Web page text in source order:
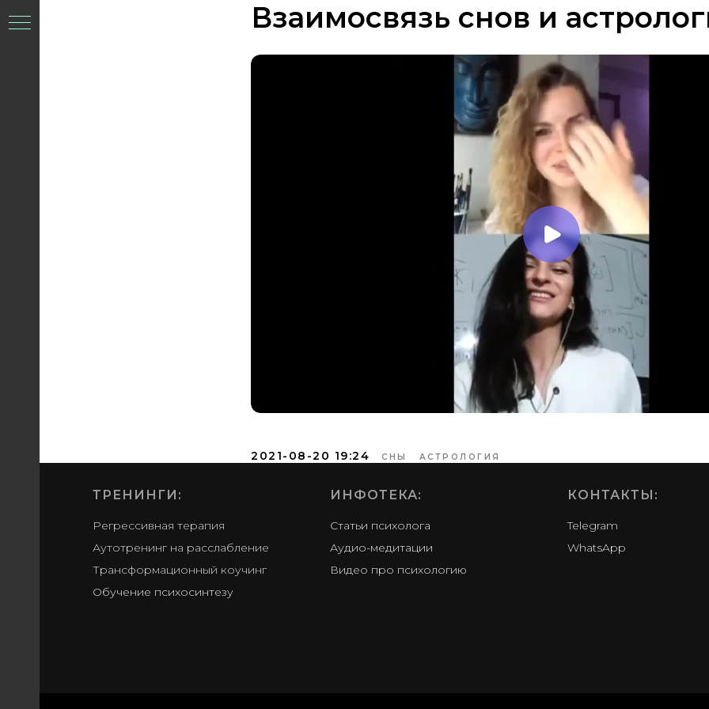
Взаимосвязь снов и
2021-08-20 19:24 СНЫ АСТРОЛОГИЯ
ТРЕНИНГИ:
Регрессивная терапия
Аутотренинг на расслабление
Трансформационный коучинг
Обучение психосинтезу
ИНФОТЕКА:
Статьи психолога
Аудио-медитации
Видео про психологию
КОНТАКТЫ:
Telegram
WhatsApp